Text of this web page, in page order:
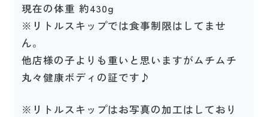
現在の体重 約430g
※リトルスキップでは食事制限はしてませ
ん。
他店様の子よりも重いと思いますがムチムチ
丸々健康ボディの証です♪
※リトルスキップはお写真の加工はしており